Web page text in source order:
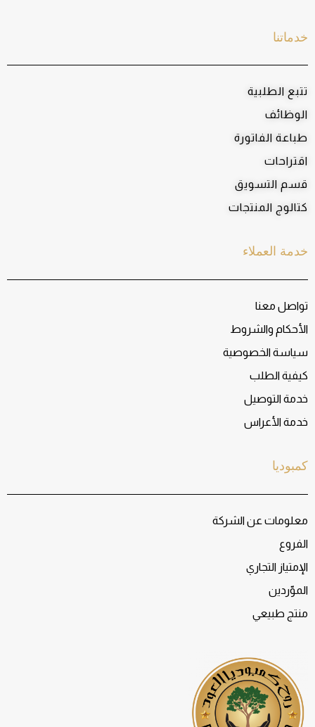
كمبوديا
معلومات عن الشركة
الفروع
الإمتياز التجاري
الموّردين
منتج طبيعي
خدمة العملاء
تواصل معنا
الأحكام والشروط
سياسة الخصوصية
كيفية الطلب
خدمة التوصيل
خدمة الأعراس
خدماتنا
تتبع الطلبية
الوظائف
طباعة الفاتورة
اقتراحات
قسم التسويق
كتالوج المنتجات